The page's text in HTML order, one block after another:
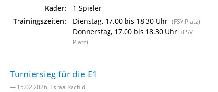
Kader:
1 Spieler
Trainingszeiten:
Dienstag, 17.00 bis 18.30 Uhr (FSV Platz)
Donnerstag, 17.00 bis 18.30 Uhr (FSV
Platz)
Turniersieg für die E1
— 15.02.2026, Esraa Rachid